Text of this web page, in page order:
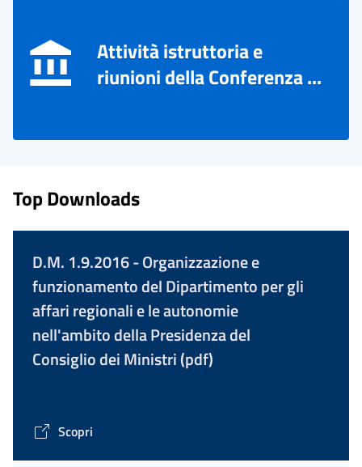
Attività istruttoria e
riunioni della Conferenza ...
Top Downloads
D.M. 1.9.2016 - Organizzazione e
funzionamento del Dipartimento per gli
affari regionali e le autonomie
nell'ambito della Presidenza del
Consiglio dei Ministri (pdf)
Scopri